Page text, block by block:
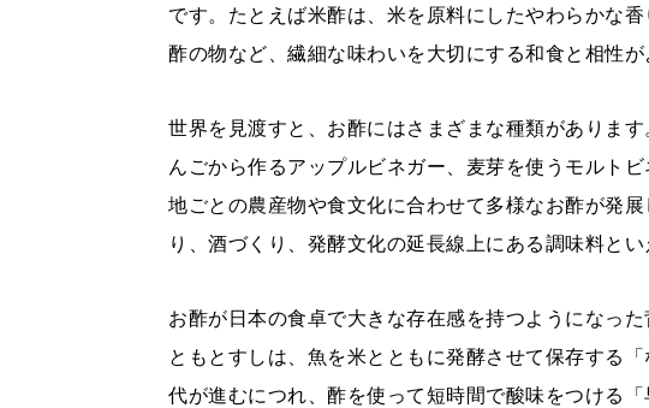
です。たとえば米酢は、米を原料にしたやわらかな
酢の物など、繊細な味わいを大切にする和食と相性
世界を見渡すと、お酢にはさまざまな種類がありま
んごから作るアップルビネガー、麦芽を使うモルト
地ごとの農産物や食文化に合わせて多様なお酢が発
り、酒づくり、発酵文化の延長線上にある調味料とい
お酢が日本の食卓で大きな存在感を持つようになっ
ともとすしは、魚を米とともに発酵させて保存する
代が進むにつれ、酢を使って短時間で酸味をつける